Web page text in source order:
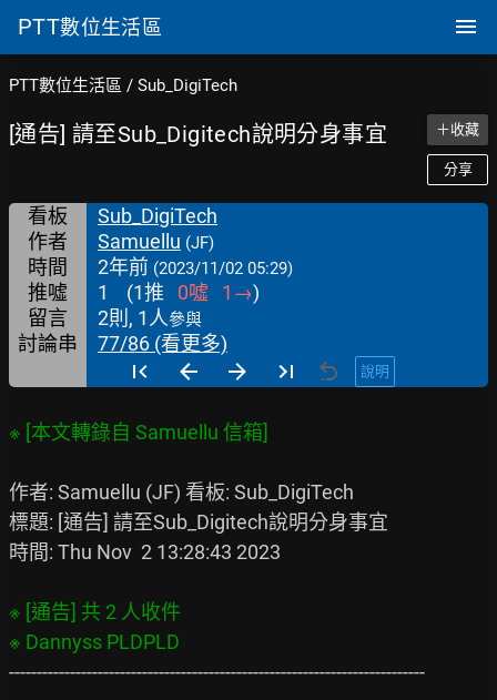
PTT數位生活區
PTT數位生活區 / Sub_DigiTech
[通告] 請至Sub_Digitech說明分身事宜 ＋收藏
分享
看板
Sub_DigiTech
作者
Samuellu (JF)
時間 2年前 (2023/11/02 05:29)
推噓 1 (1推 0噓 1 →)
留言
2則, 1人參與
討論串 77/86 (看更多)
說明
作者: Samuellu (JF) 看板: Sub_DigiTech
標題: [通告] 請至Sub_Digitech說明分身事宜
時間: Thu Nov  2 13:28:43 2023
※ [通告] 共 2 人收件
---------------------------------------------------------------------------